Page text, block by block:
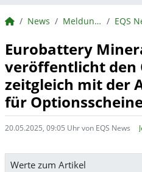
BörsenNEWS.de
News Meldungen
Eurobattery
veröffentlicht den
zeitgleich mit der
für
20.05.2025, 09:05 Uhr von EQS News
Werte zum Artikel